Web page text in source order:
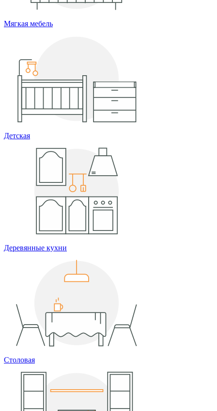
Мягкая мебель
Детская
Деревянные кухни
Столовая